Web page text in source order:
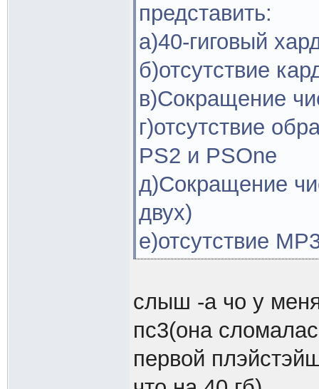
представить:
а)40-гиговый
б)отсутствие
в)Сокращение
г)отсутствие
PS2 и PSOne
д)Сокращение
двух)
е)отсутствие
слыш -а чо у
пс3(она
первой